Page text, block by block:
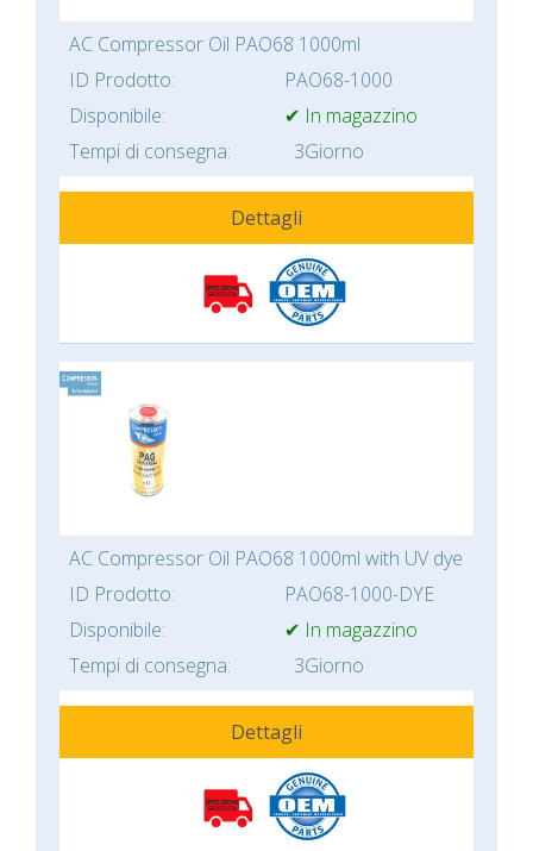
AC Compressor Oil PAO68 1000ml
ID Prodotto:
PAO68-1000
Disponibile:
✔ In magazzino
Tempi di consegna:
3Giorno
Dettagli
AC Compressor Oil PAO68 1000ml with UV dye
ID Prodotto:
PAO68-1000-DYE
Disponibile:
✔ In magazzino
Tempi di consegna:
3Giorno
Dettagli